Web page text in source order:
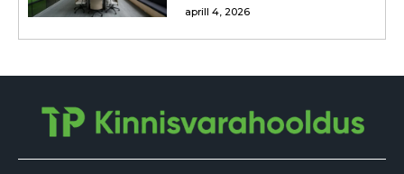
aprill 4, 2026